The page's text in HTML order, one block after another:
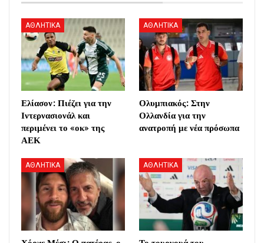
ΑΘΛΗΤΙΚΑ
Ελίασον: Πιέζει για την
Ιντερνασιονάλ και
περιμένει το «οκ» της
ΑΕΚ
ΑΘΛΗΤΙΚΑ
Ολυμπιακός: Στην
Ολλανδία για την
ανατροπή με νέα πρόσωπα
ΑΘΛΗΤΙΚΑ ΑΘΛΗΤΙΚΑ